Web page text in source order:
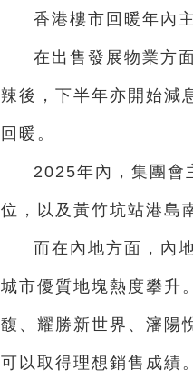
香港樓市回暖年內
在出售發展物業方
辣後，下半年亦開始減
回暖。
2025年內，集團會
位，以及黃竹坑站港島
而在內地方面，內
城市優質地塊熱度攀升
馥、耀勝新世界、瀋陽
可以取得理想銷售成績。